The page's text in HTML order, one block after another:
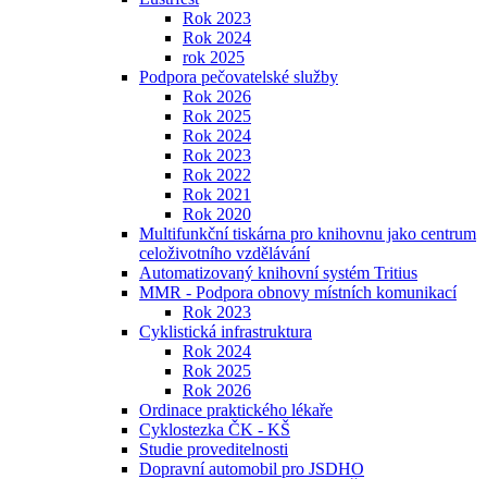
Rok 2023
Rok 2024
rok 2025
Podpora pečovatelské služby
Rok 2026
Rok 2025
Rok 2024
Rok 2023
Rok 2022
Rok 2021
Rok 2020
Multifunkční tiskárna pro knihovnu jako centrum
celoživotního vzdělávání
Automatizovaný knihovní systém Tritius
MMR - Podpora obnovy místních komunikací
Rok 2023
Cyklistická infrastruktura
Rok 2024
Rok 2025
Rok 2026
Ordinace praktického lékaře
Cyklostezka ČK - KŠ
Studie proveditelnosti
Dopravní automobil pro JSDHO